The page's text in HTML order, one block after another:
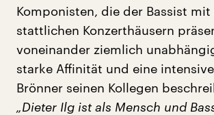
Komponisten, die der Bassist
stattlichen Konzerthäusern
voneinander ziemlich
starke Affinität und eine
Brönner seinen Kollegen
„Dieter Ilg ist als Mensch und